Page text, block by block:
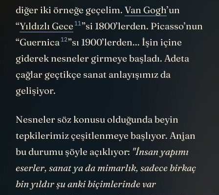
diğer iki örneğe geçelim. Van Gogh’un
“Yıldızlı Gece 11”si 1800’lerden. Picasso’nun
“Guernica 12”sı 1900’lerden... İşin içine
giderek nesneler girmeye başladı. Adeta
çağlar geçtikçe sanat anlayışımız da
gelişiyor.
Nesneler söz konusu olduğunda beyin
tepkilerimiz çeşitlenmeye başlıyor. Anjan
bu durumu şöyle açıklıyor: "İnsan yapımı
eserler, sanat ya da mimarlık, sadece birkaç
bin yıldır şu anki biçimlerinde var